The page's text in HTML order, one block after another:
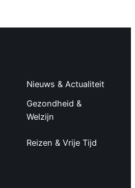
Nieuws & Actualiteit
Gezondheid &
Welzijn
Reizen & Vrije Tijd